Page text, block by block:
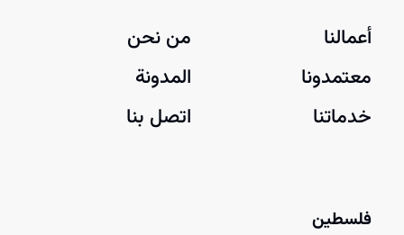
أعمالنا
معتمدونا
خدماتنا
من نحن
المدونة
اتصل بنا
فلسطين